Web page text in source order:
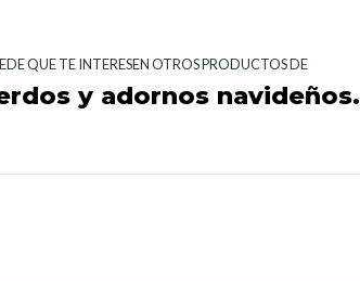
QUE TE INTERESEN OTROS PRODUCTOS DE
y adornos navideños.